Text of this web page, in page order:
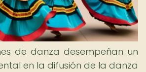
de danza desempeñan un
en la difusión de la danza